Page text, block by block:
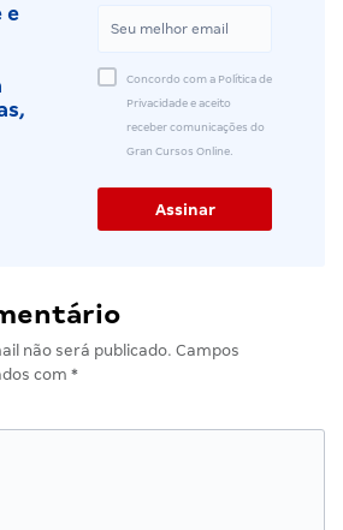
e
Concordo com a Política de
Privacidade e aceito
receber comunicações do
Gran Cursos Online.
não será publicado. Campos
com *